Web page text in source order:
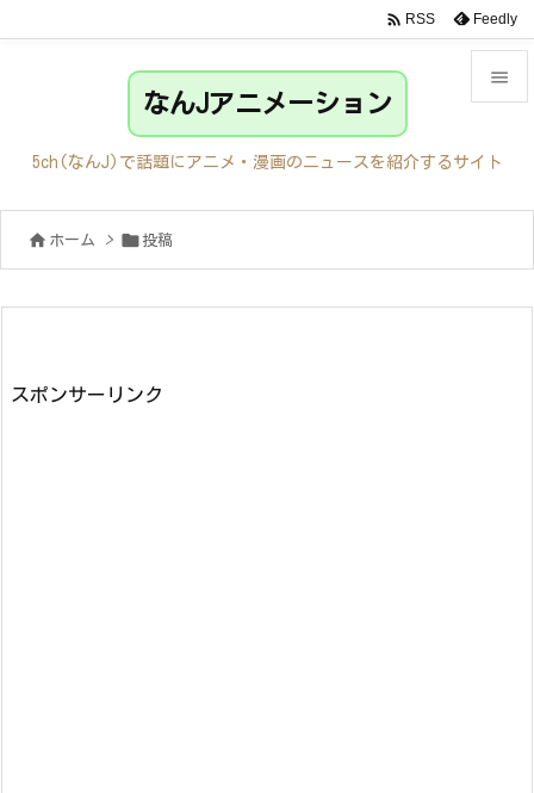

サイド
前へ

 RSS Feedly
なんJアニメーション
5ch(なんJ)で話題にアニメ・漫画のニュースを紹介するサイト
 ホーム >  投稿
スポンサーリンク